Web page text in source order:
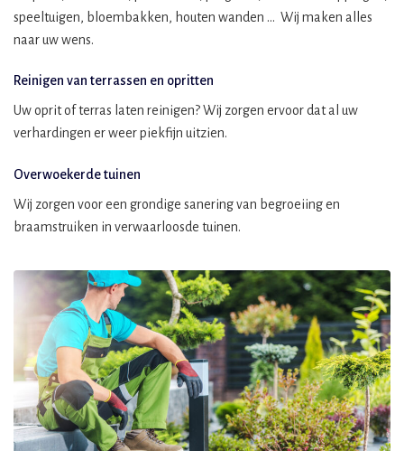
speeltuigen, bloembakken, houten wanden … Wij maken alles
naar uw wens.
Reinigen van terrassen en opritten
Uw oprit of terras laten reinigen? Wij zorgen ervoor dat al uw
verhardingen er weer piekfijn uitzien.
Overwoekerde tuinen
Wij zorgen voor een grondige sanering van begroeiing en
braamstruiken in verwaarloosde tuinen.